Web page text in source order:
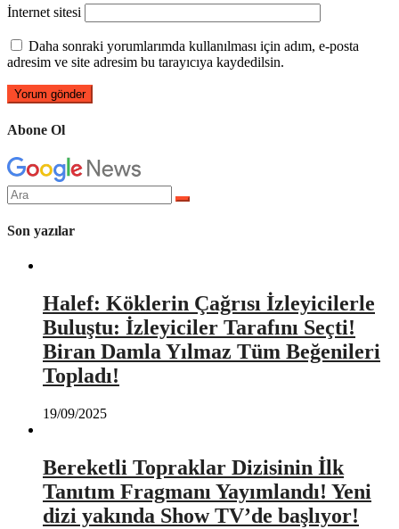
İnternet sitesi
Daha sonraki yorumlarımda kullanılması için adım, e-posta
adresim ve site adresim bu tarayıcıya kaydedilsin.
Abone Ol
Arama
yap:
Son yazılar
Halef: Köklerin Çağrısı İzleyicilerle
Buluştu: İzleyiciler Tarafını Seçti!
Biran Damla Yılmaz Tüm Beğenileri
Topladı!
19/09/2025
Bereketli Topraklar Dizisinin İlk
Tanıtım Fragmanı Yayımlandı! Yeni
dizi yakında Show TV’de başlıyor!